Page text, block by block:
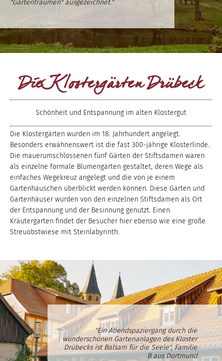
"Gartenträumen" ausgezeichnet."
Die Klostergärten Drübeck
Schönheit und Entspannung im alten Klostergut
Die Klostergärten wurden im 18. Jahrhundert angelegt.
Besonders erwähnenswert ist die fast 300-jährige Klosterlinde.
Die mauerumschlossenen fünf Gärten der Stiftsdamen waren
als einzelne formale Blumengärten gestaltet, deren Wege als
einfaches Wegekreuz angelegt und die von je einem
Gartenhäuschen überblickt werden können. Diese Gärten und
Gartenhäuser wurden von den einzelnen Stiftsdamen als Ort
der Entspannung und der Besinnung genutzt. Einen
Kräutergarten findet der Besucher hier ebenso wie eine große
Streuobstwiese mit Steinlabyrinth.
"Ein Abendspaziergang durch die
wunderschönen Gartenanlagen des Kloster
Drübecks ist Balsam für die Seele", Familie
B aus Dortmund